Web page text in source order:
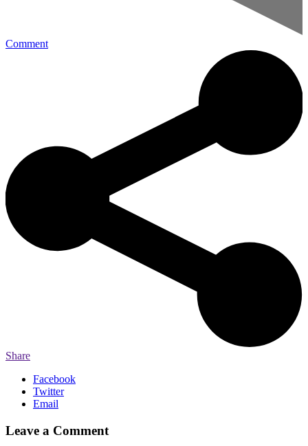
Comment
Share
Facebook
Twitter
Email
Leave a Comment